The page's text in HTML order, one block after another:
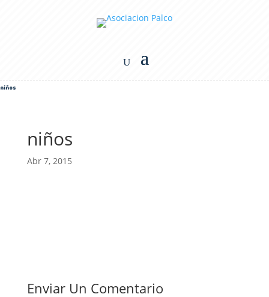
niños
niños
Abr 7, 2015
Enviar Un Comentario